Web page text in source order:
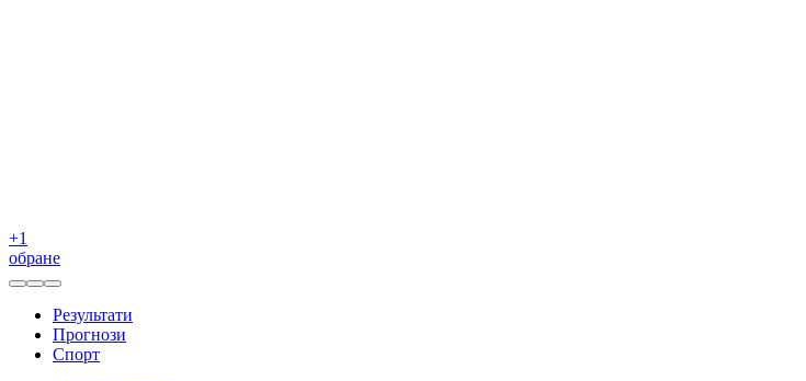
+1
обране
Результати
Прогнози
Спорт